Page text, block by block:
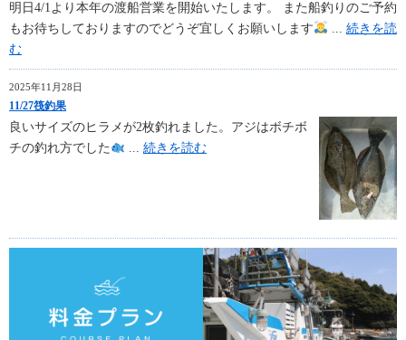
明日4/1より本年の渡船営業を開始いたします。 また船釣りのご予約
もお待ちしておりますのでどうぞ宜しくお願いします
... 続きを読
む
2025年11月28日
11/27筏釣果
良いサイズのヒラメが2枚釣れました。アジはボチボ
チの釣れ方でした
... 続きを読む